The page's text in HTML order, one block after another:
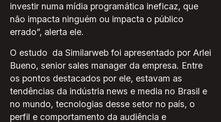
investir numa mídia programática ineficaz, que
não impacta ninguém ou impacta o público
errado”, alerta ele.
O estudo da Similarweb foi apresentado por Arlei
Bueno, senior sales manager da empresa. Entre
os pontos destacados por ele, estavam as
tendências da indústria news e media no Brasil e
no mundo, tecnologias desse setor no país, o
perfil e comportamento da audiência e